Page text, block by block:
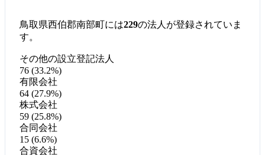
鳥取県西伯郡南部町には229の法人が登録されていま
す。
その他の設立登記法人
76 (33.2%)
有限会社
64 (27.9%)
株式会社
59 (25.8%)
合同会社
15 (6.6%)
合資会社